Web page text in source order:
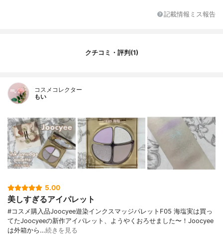
記載情報ミス報告
クチコミ・評判(1)
コスメコレクター
もい
5.00
美しすぎるアイパレット
#コスメ購入品Joocyee遊染インクスマッジパレットF05 海塩実は買っ
てたJoocyeeの新作アイパレット、ようやくおろせました〜！Joocyee
は外箱から…続きを見る